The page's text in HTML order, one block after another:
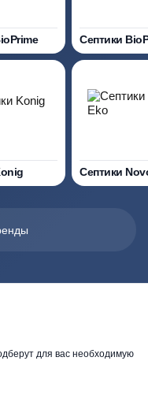
Септики
Септики
для вас необходимую